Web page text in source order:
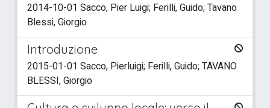
2014-10-01 Sacco, Pier Luigi; Ferilli, Guido; Tavano
Blessi, Giorgio
Introduzione
2015-01-01 Sacco, Pierluigi; Ferilli, Guido; TAVANO
BLESSI, Giorgio